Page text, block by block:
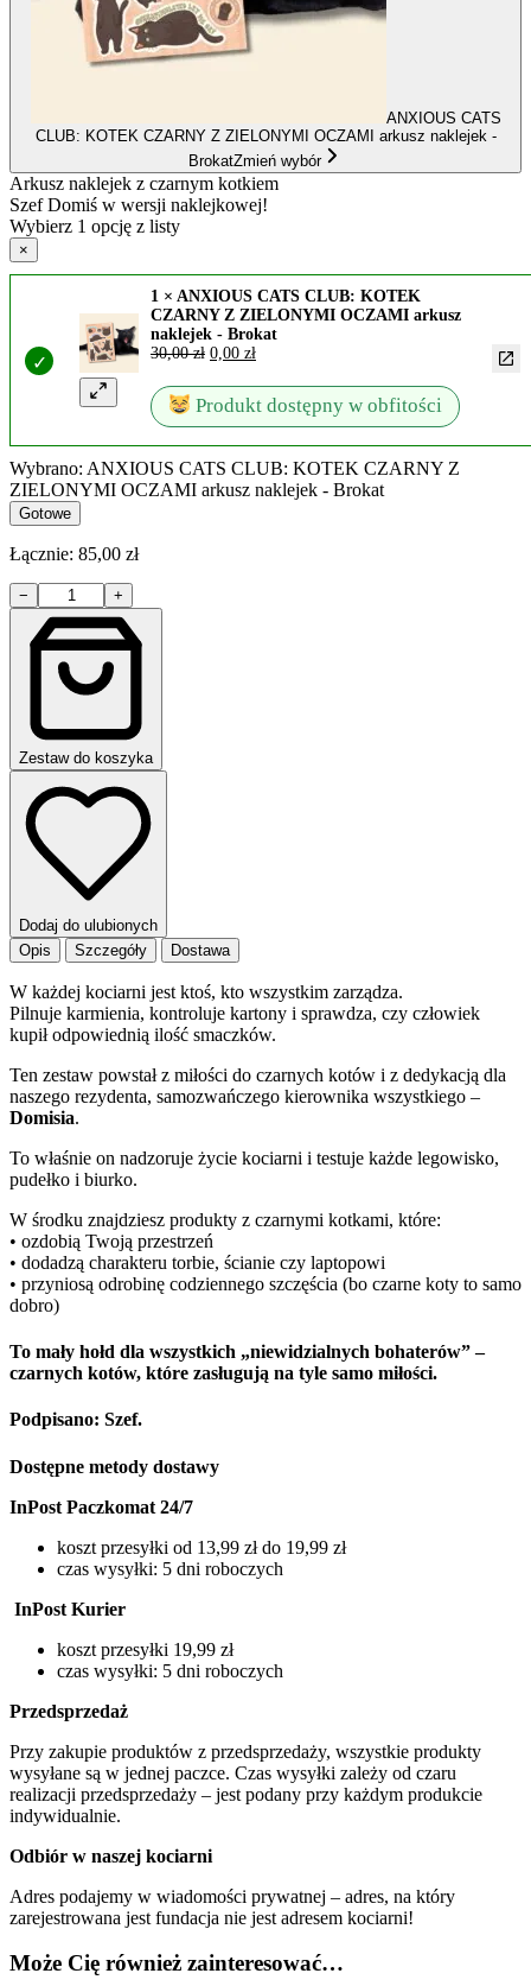
ANXIOUS CATS
CLUB: KOTEK CZARNY Z ZIELONYMI OCZAMI arkusz naklejek -
BrokatZmień wybór
Arkusz naklejek z czarnym kotkiem
Szef Domiś w wersji naklejkowej!
Wybierz 1 opcję z listy
×
1 × ANXIOUS CATS CLUB: KOTEK
CZARNY Z ZIELONYMI OCZAMI arkusz
naklejek - Brokat
30,00zł Pierwotna
wynosiła:
30,00 zł.
0,00 złAktualna
wynosi:
0,00 zł.
Produkt dostępny w obfitości
Wybrano: ANXIOUS CATS CLUB: KOTEK CZARNY Z
ZIELONYMI OCZAMI arkusz naklejek - Brokat
Gotowe
Łącznie: 85,00 zł
ilość
Zestaw
Szefa
szczęście
− +
Zestaw do koszyka
Dodaj do ulubionych
Opis
Szczegóły Dostawa
W każdej kociarni jest ktoś, kto wszystkim zarządza.
Pilnuje karmienia, kontroluje kartony i sprawdza, czy człowiek
kupił odpowiednią ilość smaczków.
Ten zestaw powstał z miłości do czarnych kotów i z dedykacją dla
naszego rezydenta, samozwańczego kierownika wszystkiego –
Domisia.
To właśnie on nadzoruje życie kociarni i testuje każde legowisko,
pudełko i biurko.
W środku znajdziesz produkty z czarnymi kotkami, które:
• ozdobią Twoją przestrzeń
• dodadzą charakteru torbie, ścianie czy laptopowi
• przyniosą odrobinę codziennego szczęścia (bo czarne koty to samo
dobro)
To mały hołd dla wszystkich „niewidzialnych bohaterów” –
czarnych kotów, które zasługują na tyle samo miłości.
Podpisano: Szef.
Dostępne metody dostawy
InPost Paczkomat 24/7
koszt przesyłki od 13,99 zł do 19,99 zł
czas wysyłki: 5 dni roboczych
InPost Kurier
koszt przesyłki 19,99 zł
czas wysyłki: 5 dni roboczych
Przedsprzedaż
Przy zakupie produktów z przedsprzedaży, wszystkie produkty
wysyłane są w jednej paczce. Czas wysyłki zależy od czaru
realizacji przedsprzedaży – jest podany przy każdym produkcie
indywidualnie.
Odbiór w naszej kociarni
Adres podajemy w wiadomości prywatnej – adres, na który
zarejestrowana jest fundacja nie jest adresem kociarni!
Może Cię również zainteresować…